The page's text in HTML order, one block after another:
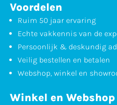
Voordelen
Ruim 50 jaar ervaring
Echte vakkennis van de
Persoonlijk & deskundig
Veilig bestellen en betalen
Webshop, winkel en
Winkel en Webshop